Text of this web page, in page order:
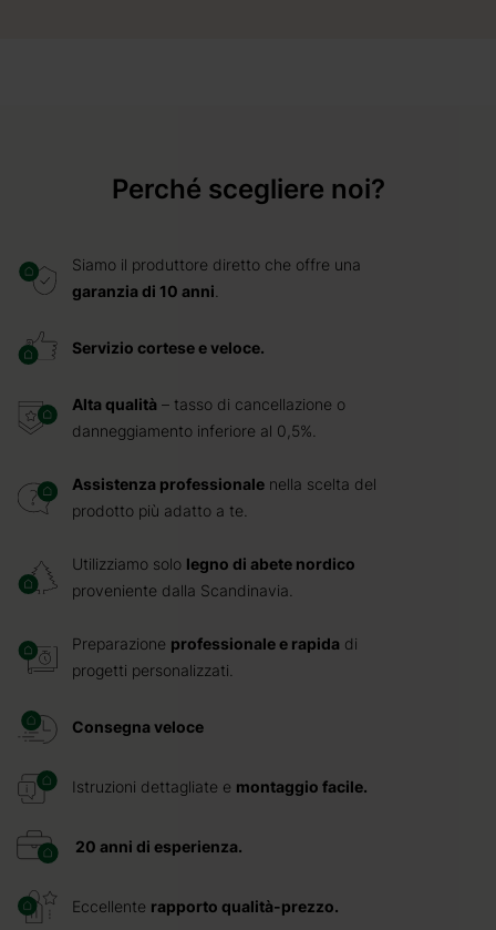
Perché scegliere noi?
Siamo il produttore diretto che offre una
garanzia di 10 anni.
Servizio cortese e veloce.
Alta qualità – tasso di cancellazione o
danneggiamento inferiore al 0,5%.
Assistenza professionale nella scelta del
prodotto più adatto a te.
Utilizziamo solo legno di abete nordico
proveniente dalla Scandinavia.
Preparazione professionale e rapida di
progetti personalizzati.
Consegna veloce
Istruzioni dettagliate e montaggio facile.
20 anni di esperienza.
Eccellente rapporto qualità-prezzo.